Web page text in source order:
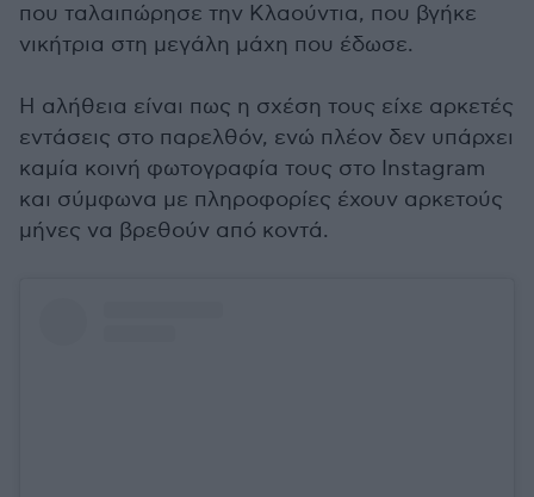
που ταλαιπώρησε την Κλαούντια, που βγήκε
νικήτρια στη μεγάλη μάχη που έδωσε.
Η αλήθεια είναι πως η σχέση τους είχε αρκετές
εντάσεις στο παρελθόν, ενώ πλέον δεν υπάρχει
καμία κοινή φωτογραφία τους στο Ιnstagram
και σύμφωνα με πληροφορίες έχουν αρκετούς
μήνες να βρεθούν από κοντά.